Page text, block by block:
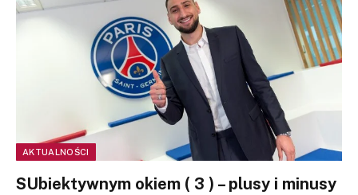
AKTUALNOŚCI
SUbiektywnym okiem ( 3 ) – plusy i minusy